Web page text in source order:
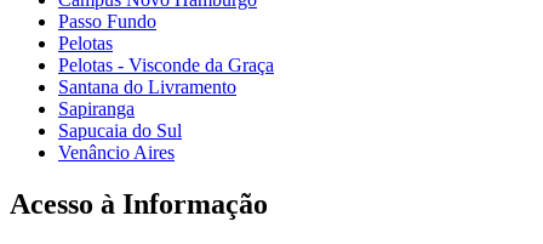
Passo Fundo
Pelotas
Pelotas - Visconde da Graça
Santana do Livramento
Sapiranga
Sapucaia do Sul
Venâncio Aires
Acesso à Informação